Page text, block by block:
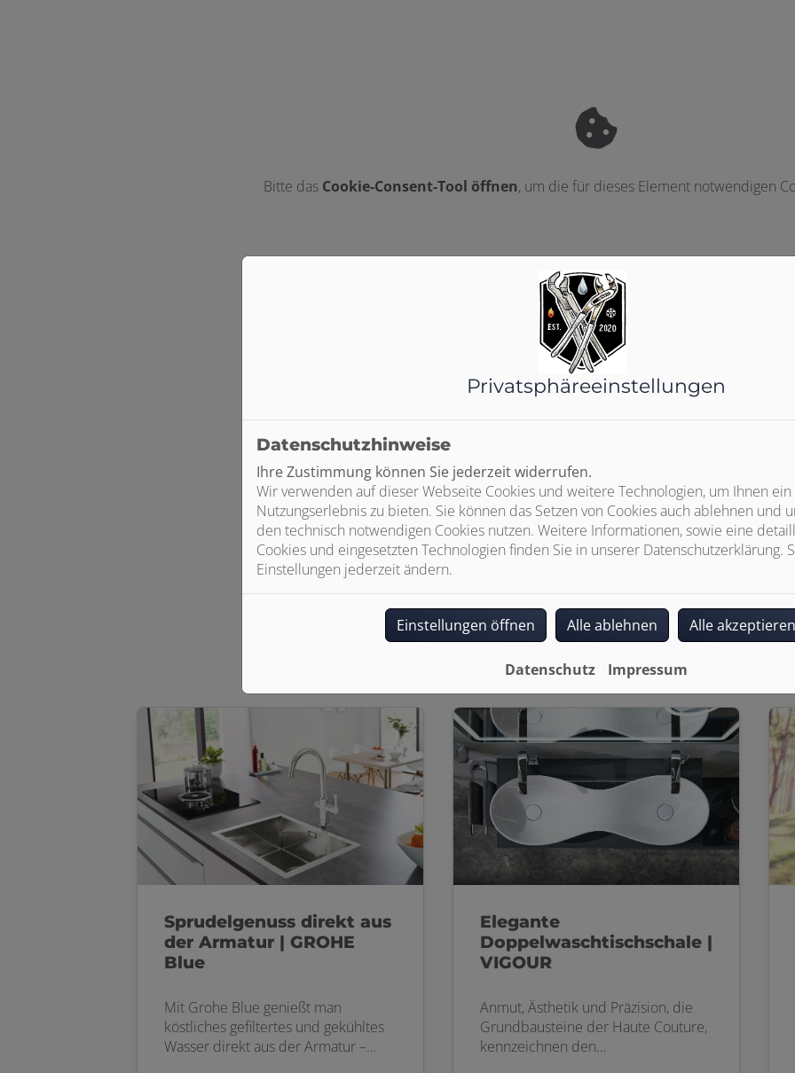
Bitte das Cookie-Consent-Tool öffnen, um die für dieses Element notwendigen
Sprudelgenuss direkt aus
der Armatur | GROHE
Blue
Mit Grohe Blue genießt man
köstliches gefiltertes und gekühltes
Wasser direkt aus der Armatur –
Elegante
Doppelwaschtischschale |
VIGOUR
Anmut, Ästhetik und Präzision, die
Grundbausteine der Haute Couture,
kennzeichnen den
Privatsphäre­einstellungen
Datenschutzhinweise
Ihre Zustimmung können Sie jederzeit widerrufen.
Wir verwenden auf dieser Webseite Cookies und weitere Technologien, um Ihnen
Nutzungserlebnis zu bieten. Sie können das Setzen von Cookies auch ablehnen und
den technisch notwendigen Cookies nutzen. Weitere Informationen, sowie eine
Cookies und eingesetzten Technologien finden Sie in unserer Datenschutzerklärung.
Einstellungen jederzeit ändern.
Einstellungen öffnen Alle ablehnen Alle akzeptieren
Datenschutz Impressum